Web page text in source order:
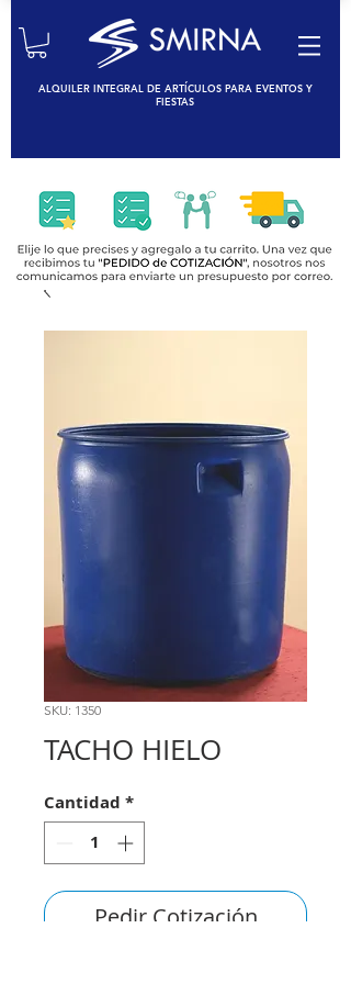
ALQUILER INTEGRAL DE ARTÍCULOS PARA EVENTOS Y
FIESTAS
SKU: 1350
TACHO HIELO
Cantidad *
Pedir Cotización